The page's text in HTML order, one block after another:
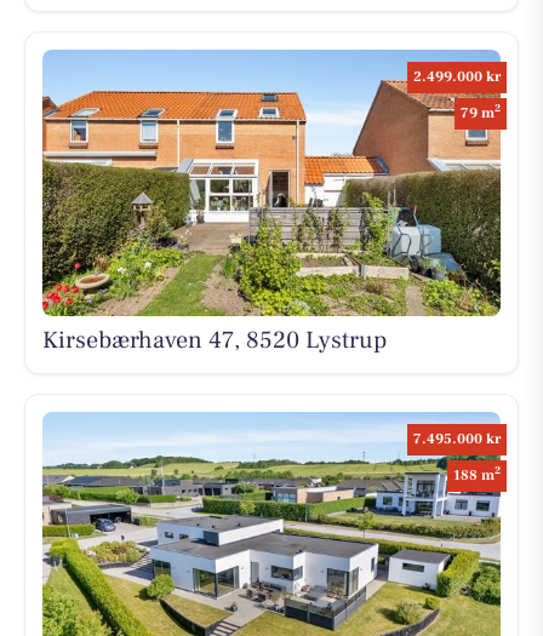
2.499.000 kr
79 m2
Kirsebærhaven 47, 8520 Lystrup
7.495.000 kr
188 m2